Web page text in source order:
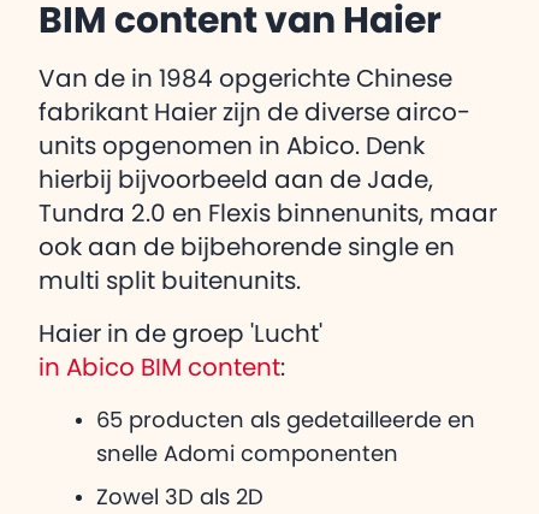
BIM content van Haier
Van de in 1984 opgerichte Chinese
fabrikant Haier zijn de diverse airco-
units opgenomen in Abico. Denk
hierbij bijvoorbeeld aan de Jade,
Tundra 2.0 en Flexis binnenunits, maar
ook aan de bijbehorende single en
multi split buitenunits.
Haier in de groep 'Lucht'
in Abico BIM content:
65 producten als gedetailleerde en
snelle Adomi componenten
Zowel 3D als 2D